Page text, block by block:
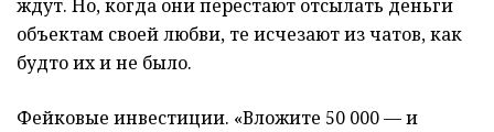
ждут. Но, когда они перестают отсылать деньги
объектам своей любви, те исчезают из чатов, как
будто их и не было.
Фейковые инвестиции. «Вложите 50 000 — и